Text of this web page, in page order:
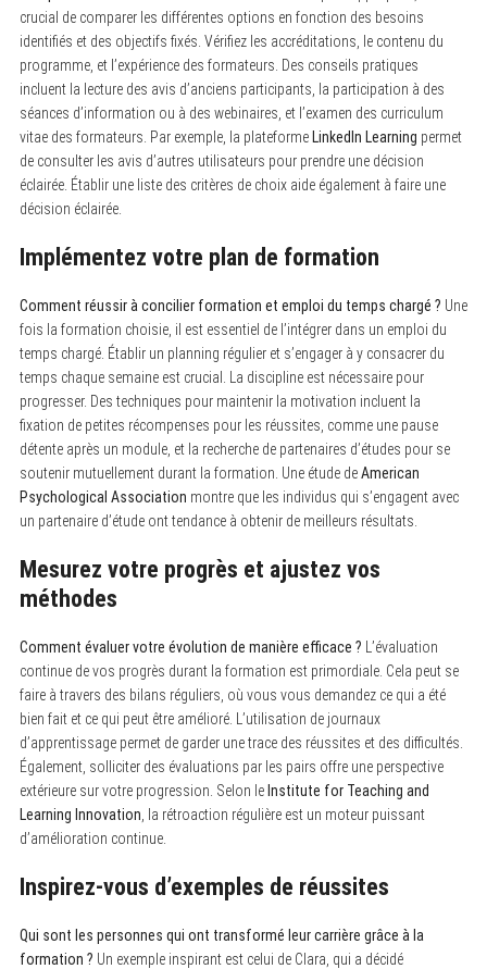
crucial de comparer les différentes options en fonction des besoins
identifiés et des objectifs fixés. Vérifiez les accréditations, le contenu du
programme, et l’expérience des formateurs. Des conseils pratiques
incluent la lecture des avis d’anciens participants, la participation à des
séances d’information ou à des webinaires, et l’examen des curriculum
vitae des formateurs. Par exemple, la plateforme LinkedIn Learning permet
de consulter les avis d’autres utilisateurs pour prendre une décision
éclairée. Établir une liste des critères de choix aide également à faire une
décision éclairée.
Implémentez votre plan de formation
Comment réussir à concilier formation et emploi du temps chargé ? Une
fois la formation choisie, il est essentiel de l’intégrer dans un emploi du
temps chargé. Établir un planning régulier et s’engager à y consacrer du
temps chaque semaine est crucial. La discipline est nécessaire pour
progresser. Des techniques pour maintenir la motivation incluent la
fixation de petites récompenses pour les réussites, comme une pause
détente après un module, et la recherche de partenaires d’études pour se
soutenir mutuellement durant la formation. Une étude deAmerican
Psychological Association montre que les individus qui s’engagent avec
un partenaire d’étude ont tendance à obtenir de meilleurs résultats.
Mesurez votre progrès et ajustez vos
méthodes
Comment évaluer votre évolution de manière efficace ? L’évaluation
continue de vos progrès durant la formation est primordiale. Cela peut se
faire à travers des bilans réguliers, où vous vous demandez ce qui a été
bien fait et ce qui peut être amélioré. L’utilisation de journaux
d’apprentissage permet de garder une trace des réussites et des difficultés.
Également, solliciter des évaluations par les pairs offre une perspective
extérieure sur votre progression. Selon le Institute for Teaching and
Learning Innovation , la rétroaction régulière est un moteur puissant
d’amélioration continue.
Inspirez-vous d’exemples de réussites
Qui sont les personnes qui ont transformé leur carrière grâce à la
formation ? Un exemple inspirant est celui de Clara, qui a décidé
S
e
a
c
h
o
r
: